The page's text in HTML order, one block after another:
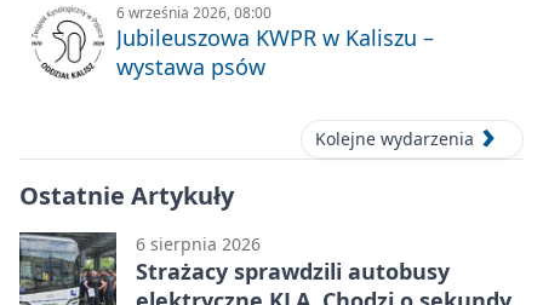
6 września 2026, 08:00
Jubileuszowa KWPR w Kaliszu –
wystawa psów
Kolejne wydarzenia
Ostatnie Artykuły
6 sierpnia 2026
Strażacy sprawdzili autobusy